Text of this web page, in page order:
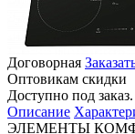
Договорная
Оптовикам скидки
Доступно под заказ.
Описание
ЭЛЕМЕНТЫ